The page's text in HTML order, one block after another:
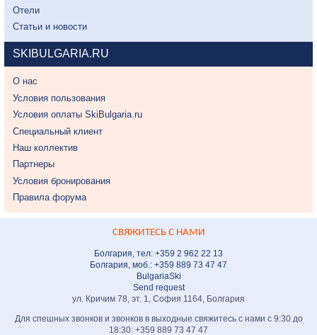
Отели
Статьи и новости
SKIBULGARIA.RU
О нас
Условия пользования
Условия оплаты SkiBulgaria.ru
Специальный клиент
Наш коллектив
Партнеры
Условия бронирования
Правила форума
СВЯЖИТЕСЬ С НАМИ
Болгария, тел: +359 2 962 22 13
Болгария, моб.: +359 889 73 47 47
BulgariaSki
Send request
ул. Кричим 78, эт. 1, София 1164, Болгария
Для спешных звонков и звонков в выходные свяжитесь с нами с 9:30 до
18:30: +359 889 73 47 47